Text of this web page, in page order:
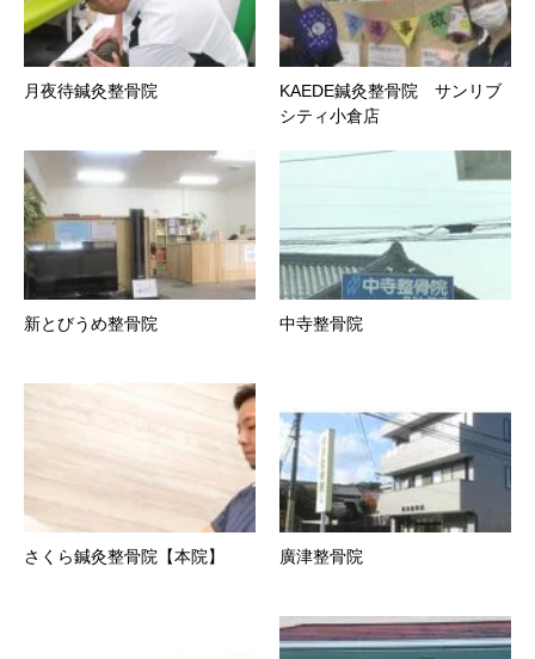
月夜待鍼灸整骨院
KAEDE鍼灸整骨院 サンリブ
シティ小倉店
新とびうめ整骨院 中寺整骨院
さくら鍼灸整骨院【本院】 廣津整骨院